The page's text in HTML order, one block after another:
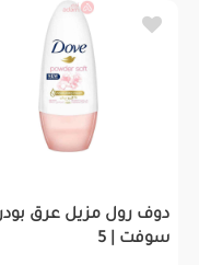
دوف رول مزيل عرق
سوفت | 5